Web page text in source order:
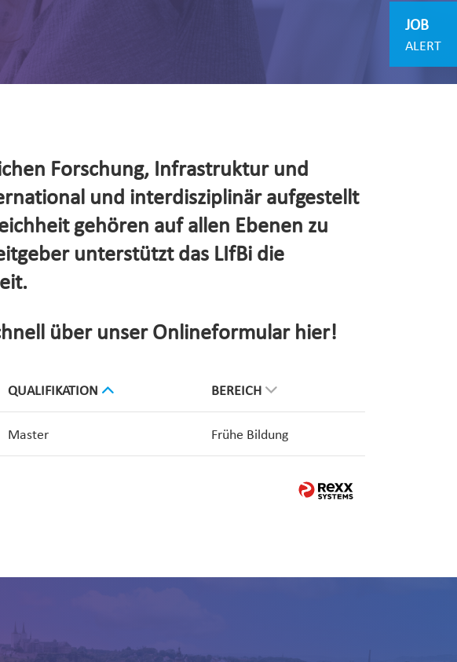
Forschung, Infrastruktur und
und interdisziplinär aufgestellt
gehören auf allen Ebenen zu
unterstützt das LIfBi die
über unser Onlineformular hier!
QUALIFIKATION BEREICH
Master Frühe Bildung
JOB
ALERT